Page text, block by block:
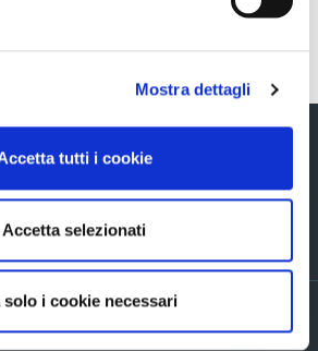
Mostra dettagli
tutti i cookie
Accetta selezionati
solo i cookie necessari
Pieve di Soligo (TV) tel +39 0438 980098 fax +39
03916270261